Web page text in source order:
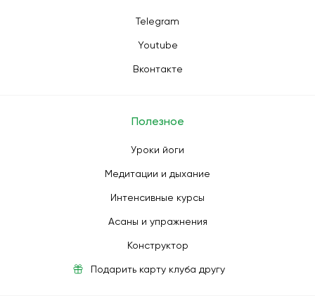
Telegram
Youtube
Вконтакте
Полезное
Уроки йоги
Медитации и дыхание
Интенсивные курсы
Асаны и упражнения
Конструктор
Подарить карту клуба другу